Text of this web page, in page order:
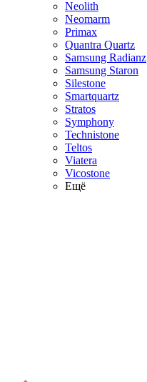
Neolith
Neomarm
Primax
Quantra Quartz
Samsung Radianz
Samsung Staron
Silestone
Smartquartz
Stratos
Symphony
Technistone
Teltos
Viatera
Vicostone
Ещё